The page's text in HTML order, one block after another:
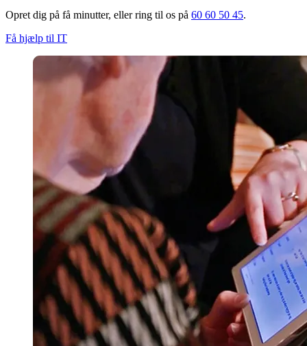
Opret dig på få minutter, eller ring til os på 60 60 50 45.
Få hjælp til IT